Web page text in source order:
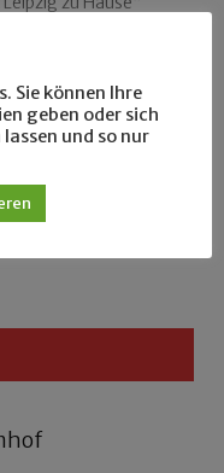
Sie können Ihre
geben oder sich
und so nur